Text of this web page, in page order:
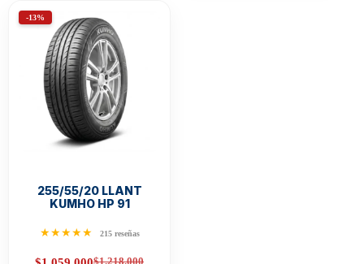
-13%
255/55/20 LLANT
KUMHO HP 91
★★★★★ 215 reseñas
$1.218.000